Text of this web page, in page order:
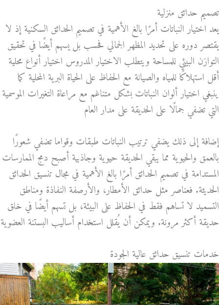
تصميم حدائق منزلية
يعد اختيار النباتات أمرًا بالغ الأهمية في تصميم الحدائق السكنية إذ لا
يقتصر دوره على تحديد المظهر الجمالي فحسب بل يسهم أيضًا في تحقيق
التوازن البيئي للمساحة ويتطلب الاختيار المدروس اختيار أنواع محلية
أقل استهلاكًا للمياه والصيانة مع الحفاظ على الحياة البرية المحلية كما
ينبغي اختيار ألوان النباتات بشكل متناغم مع مراعاة التغيرات الموسمية
التي تضفي جمالًا على الحديقة على مدار العام
إضافة إلى ذلك يضفي ترتيب النباتات طبقات وقواما تضفي شعورًا
بالعمق والحيوية مما يبقي الحديقة حيوية وجاذبية أصبح دمج الممارسات
المستدامة في تصميم الحدائق أمرًا بالغ الأهمية في مجال تنسيق الحدائق
الحديثة. فعناصر مثل حدائق الأمطار، والأرصفة النفاذة ومناطق
التسميد لا تساهم فقط في الحفاظ على البيئة، بل تسهم أيضًا في خلق
حديقة أكثر مرونة. ويمكن أن يُقلل استخدام أساليب البستنة العضوية
خدمات تنسيق حدائق عالية الجودة